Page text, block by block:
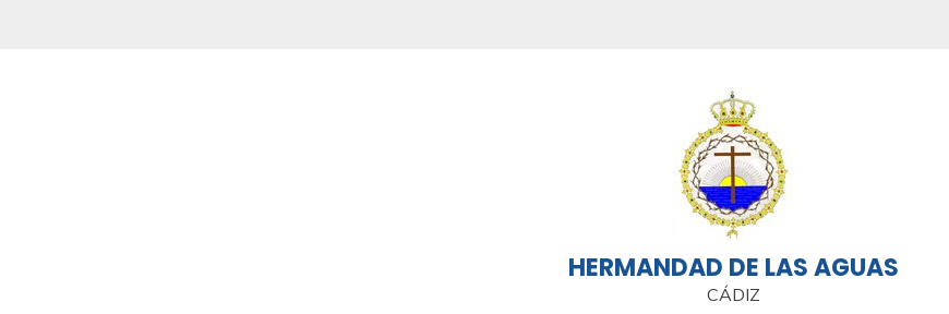
HERMANDAD DE LAS AGUAS
CÁDIZ